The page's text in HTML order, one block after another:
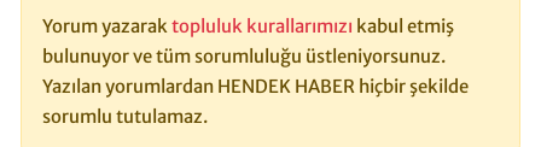
Yorum yazaraktopluluk kurallarımızı kabul etmiş
bulunuyor ve tüm sorumluluğu üstleniyorsunuz.
Yazılan yorumlardan HENDEK HABER hiçbir şekilde
sorumlu tutulamaz.